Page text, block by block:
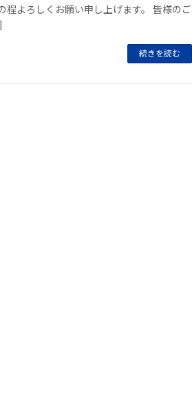
程よろしくお願い申し上げます。 皆様のご
続きを読む